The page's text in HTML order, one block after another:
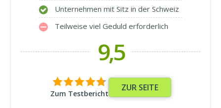
Unternehmen mit Sitz in der Schweiz
Teilweise viel Geduld erforderlich
9,5
Zum Testbericht
ZUR SEITE